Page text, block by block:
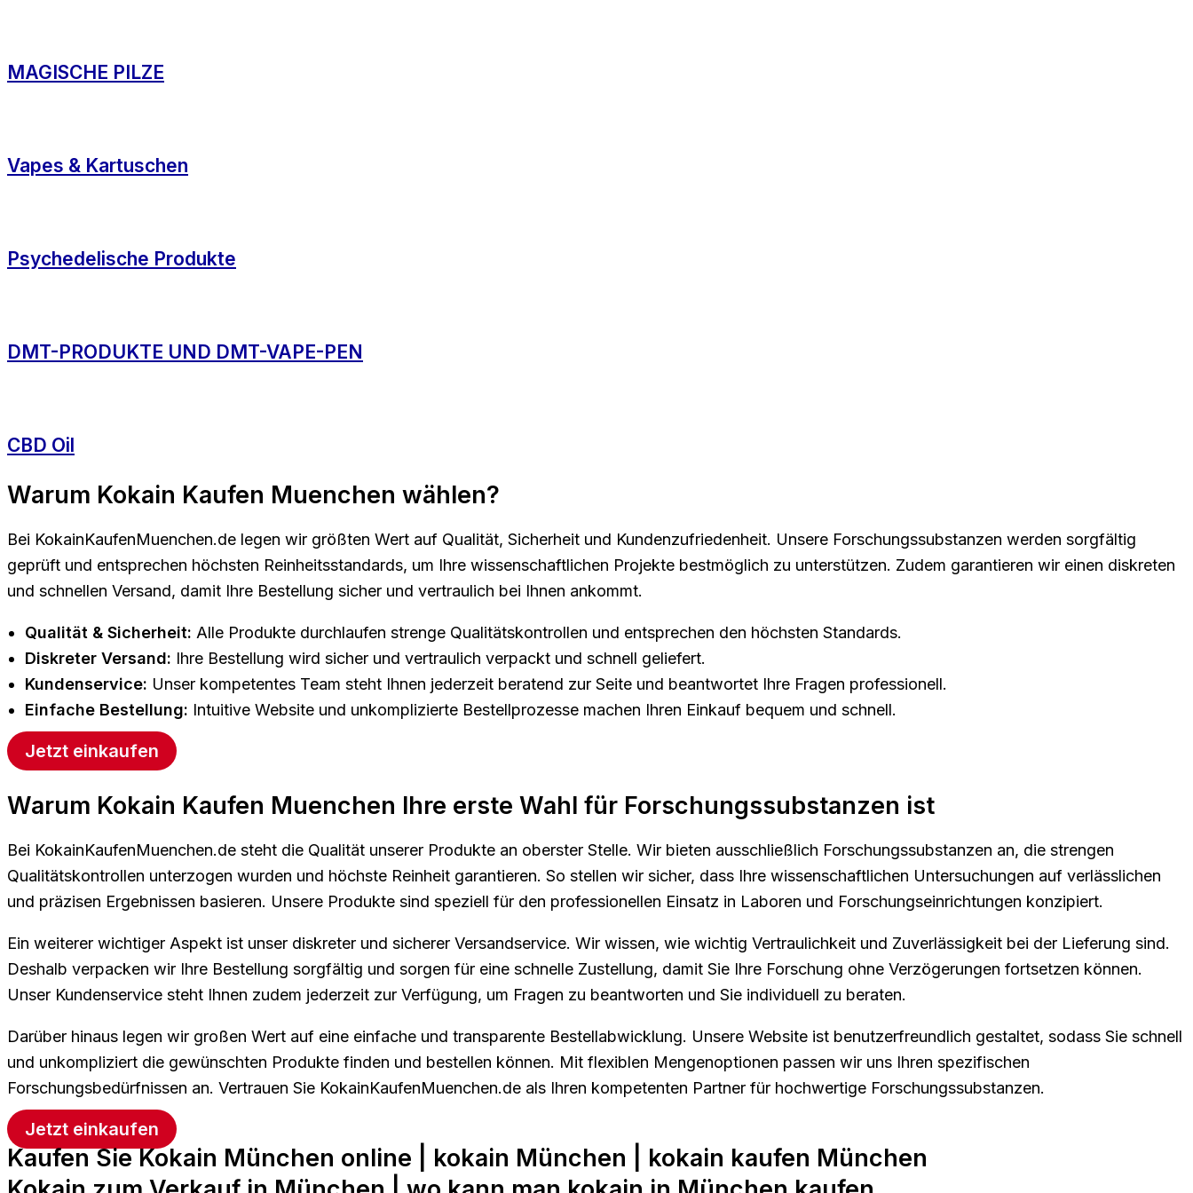
MAGISCHE PILZE
Vapes & Kartuschen
Psychedelische Produkte
DMT-PRODUKTE UND DMT-VAPE-PEN
CBD Oil
Warum Kokain Kaufen Muenchen wählen?
Bei KokainKaufenMuenchen.de legen wir größten Wert auf Qualität, Sicherheit und Kundenzufriedenheit. Unsere Forschungssubstanzen werden sorgfältig
geprüft und entsprechen höchsten Reinheitsstandards, um Ihre wissenschaftlichen Projekte bestmöglich zu unterstützen. Zudem garantieren wir einen diskreten
und schnellen Versand, damit Ihre Bestellung sicher und vertraulich bei Ihnen ankommt.
Qualität & Sicherheit: Alle Produkte durchlaufen strenge Qualitätskontrollen und entsprechen den höchsten Standards.
Diskreter Versand: Ihre Bestellung wird sicher und vertraulich verpackt und schnell geliefert.
Kundenservice: Unser kompetentes Team steht Ihnen jederzeit beratend zur Seite und beantwortet Ihre Fragen professionell.
Einfache Bestellung: Intuitive Website und unkomplizierte Bestellprozesse machen Ihren Einkauf bequem und schnell.
Jetzt einkaufen
Warum Kokain Kaufen Muenchen Ihre erste Wahl für Forschungssubstanzen ist
Bei KokainKaufenMuenchen.de steht die Qualität unserer Produkte an oberster Stelle. Wir bieten ausschließlich Forschungssubstanzen an, die strengen
Qualitätskontrollen unterzogen wurden und höchste Reinheit garantieren. So stellen wir sicher, dass Ihre wissenschaftlichen Untersuchungen auf verlässlichen
und präzisen Ergebnissen basieren. Unsere Produkte sind speziell für den professionellen Einsatz in Laboren und Forschungseinrichtungen konzipiert.
Ein weiterer wichtiger Aspekt ist unser diskreter und sicherer Versandservice. Wir wissen, wie wichtig Vertraulichkeit und Zuverlässigkeit bei der Lieferung sind.
Deshalb verpacken wir Ihre Bestellung sorgfältig und sorgen für eine schnelle Zustellung, damit Sie Ihre Forschung ohne Verzögerungen fortsetzen können.
Unser Kundenservice steht Ihnen zudem jederzeit zur Verfügung, um Fragen zu beantworten und Sie individuell zu beraten.
Darüber hinaus legen wir großen Wert auf eine einfache und transparente Bestellabwicklung. Unsere Website ist benutzerfreundlich gestaltet, sodass Sie schnell
und unkompliziert die gewünschten Produkte finden und bestellen können. Mit flexiblen Mengenoptionen passen wir uns Ihren spezifischen
Forschungsbedürfnissen an. Vertrauen Sie KokainKaufenMuenchen.de als Ihren kompetenten Partner für hochwertige Forschungssubstanzen.
Jetzt einkaufen
Kaufen Sie Kokain München online | kokain München | kokain kaufen München